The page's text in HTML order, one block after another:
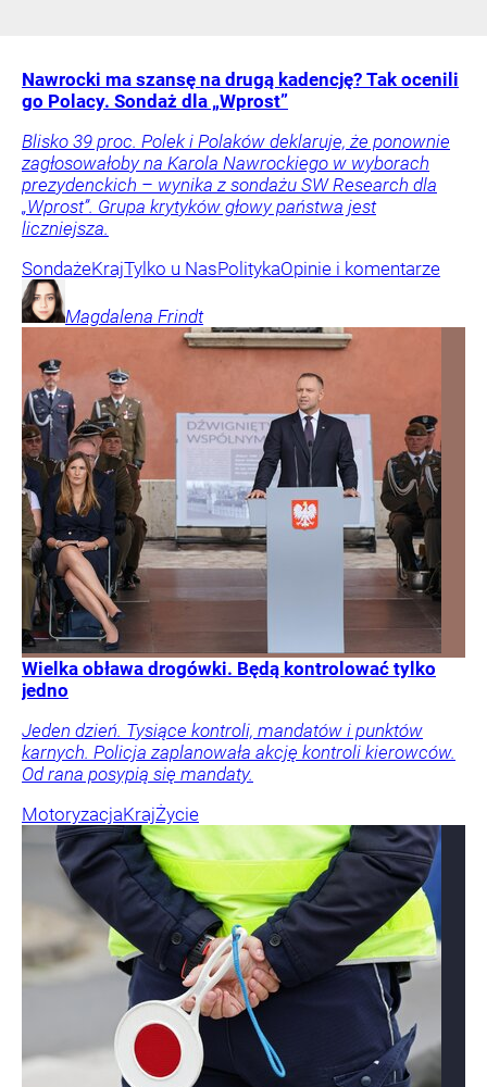
Nawrocki ma szansę na drugą kadencję? Tak ocenili
go Polacy. Sondaż dla „Wprost”
Blisko 39 proc. Polek i Polaków deklaruje, że ponownie
zagłosowałoby na Karola Nawrockiego w wyborach
prezydenckich – wynika z sondażu SW Research dla
„Wprost”. Grupa krytyków głowy państwa jest
liczniejsza.
SondażeKrajTylko u NasPolitykaOpinie i komentarze
Magdalena Frindt
Wielka obława drogówki. Będą kontrolować tylko
jedno
Jeden dzień. Tysiące kontroli, mandatów i punktów
karnych. Policja zaplanowała akcję kontroli kierowców.
Od rana posypią się mandaty.
MotoryzacjaKrajŻycie